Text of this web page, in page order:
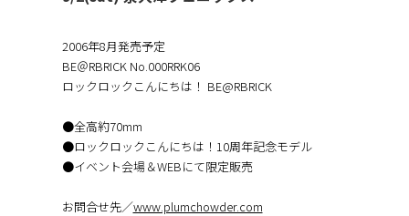
2006年8月発売予定
BE＠RBRICK No.000RRK06
ロックロックこんにちは！ BE@RBRICK
●全高約70mm
●ロックロックこんにちは！10周年記念モデル
●イベント会場＆WEBにて限定販売
お問合せ先／www.plumchowder.com